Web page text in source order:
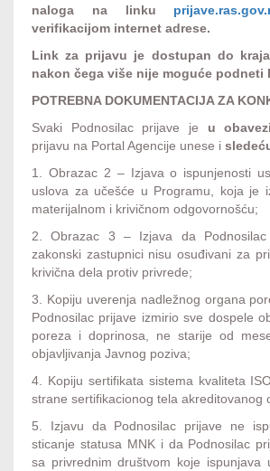
naloga na linku
verifikacijom internet adrese.
Link za prijavu je dostupan do
nakon čega više nije moguće podneti
POTREBNA DOKUMENTACIJA ZA
Svaki Podnosilac prijave je u obavezi
prijavu na Portal Agencije unese i
1. Obrazac 2 – Izjava o ispunjenosti
uslova za učešće u Programu, koja je
materijalnom i krivičnom odgovornošću;
2. Obrazac 3 – Izjava da
zakonski zastupnici nisu osuđivani za
krivična dela protiv privrede;
3. Kopiju uverenja nadležnog organa
Podnosilac prijave izmirio sve dospele
poreza i doprinosa, ne starije od
objavljivanja Javnog poziva;
4. Kopiju sertifikata sistema kvaliteta
strane sertifikacionog tela akreditovanog
5. Izjavu da Podnosilac prijave ne
sticanje statusa MNK i da Podnosilac
sa privrednim društvom koje ispunjava